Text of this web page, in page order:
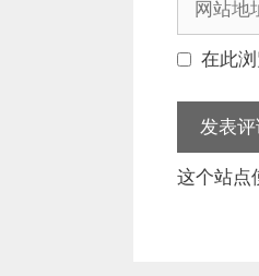
址
地 在此
这个站点